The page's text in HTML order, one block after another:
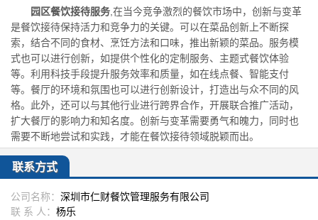
园区餐饮接待服务 ,在当今竞争激烈的餐饮市场中，创新与变革
是餐饮接待保持活力和竞争力的关键。可以在菜品创新上不断探
索，结合不同的食材、烹饪方法和口味，推出新颖的菜品。服务模
式也可以进行创新，如提供个性化的定制服务、主题式餐饮体验
等。利用科技手段提升服务效率和质量，如在线点餐、智能支付
等。餐厅的环境和氛围也可以进行创新设计，打造出与众不同的风
格。此外，还可以与其他行业进行跨界合作，开展联合推广活动，
扩大餐厅的影响力和知名度。创新与变革需要勇气和魄力，同时也
需要不断地尝试和实践，才能在餐饮接待领域脱颖而出。
联系方式
公司名称： 深圳市仁财餐饮管理服务有限公司
联 系 人： 杨乐